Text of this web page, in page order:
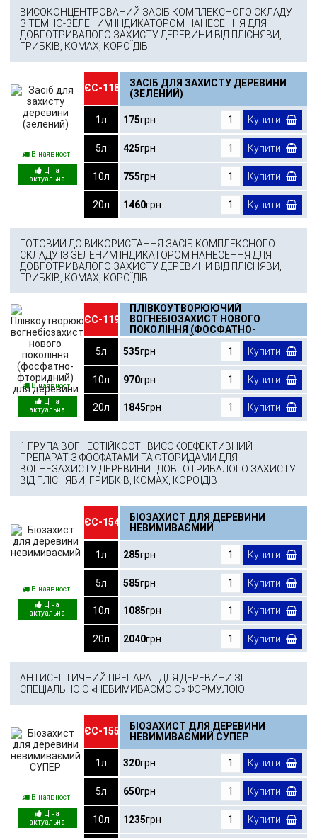
ВИСОКОНЦЕНТРОВАНИЙ ЗАСІБ КОМПЛЕКСНОГО СКЛАДУ
З ТЕМНО-ЗЕЛЕНИМ ІНДИКАТОРОМ НАНЕСЕННЯ ДЛЯ
ДОВГОТРИВАЛОГО ЗАХИСТУ ДЕРЕВИНИ ВІД ПЛІСНЯВИ,
ГРИБКІВ, КОМАХ, КОРОЇДІВ.
В наявності
ЄС-118
ЗАСІБ ДЛЯ ЗАХИСТУ ДЕРЕВИНИ
(ЗЕЛЕНИЙ)
1л 175грн Купити
5л 425грн Купити
10л 755грн Купити
20л 1460грн Купити
ГОТОВИЙ ДО ВИКОРИСТАННЯ ЗАСІБ КОМПЛЕКСНОГО
СКЛАДУ ІЗ ЗЕЛЕНИМ ІНДИКАТОРОМ НАНЕСЕННЯ ДЛЯ
ДОВГОТРИВАЛОГО ЗАХИСТУ ДЕРЕВИНИ ВІД ПЛІСНЯВИ,
ГРИБКІВ, КОМАХ, КОРОЇДІВ.
В наявності
ЄС-119
ПЛІВКОУТВОРЮЮЧИЙ
ВОГНЕБІОЗАХИСТ НОВОГО
ПОКОЛІННЯ (ФОСФАТНО-
ФТОРИДНИЙ) ДЛЯ ДЕРЕВИНИ
5л
535грн Купити
10л 970грн Купити
20л 1845грн Купити
1 ГРУПА ВОГНЕСТІЙКОСТІ. ВИСОКОЕФЕКТИВНИЙ
ПРЕПАРАТ З ФОСФАТАМИ ТА ФТОРИДАМИ ДЛЯ
ВОГНЕЗАХИСТУ ДЕРЕВИНИ І ДОВГОТРИВАЛОГО ЗАХИСТУ
ВІД ПЛІСНЯВИ, ГРИБКІВ, КОМАХ, КОРОЇДІВ
В наявності
ЄС-154
БІОЗАХИСТ ДЛЯ ДЕРЕВИНИ
НЕВИМИВАЄМИЙ
1л 285грн Купити
5л 585грн Купити
10л 1085грн Купити
20л 2040грн Купити
АНТИСЕПТИЧНИЙ ПРЕПАРАТ ДЛЯ ДЕРЕВИНИ ЗІ
СПЕЦІАЛЬНОЮ «НЕВИМИВАЄМОЮ» ФОРМУЛОЮ.
В наявності
ЄС-155
БІОЗАХИСТ ДЛЯ ДЕРЕВИНИ
НЕВИМИВАЄМИЙ СУПЕР
1л 320грн Купити
5л 650грн Купити
10л 1235грн Купити